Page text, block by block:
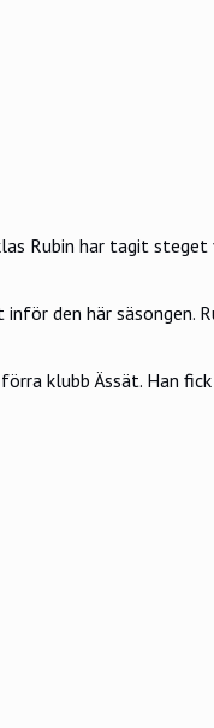
Rubin har tagit steget
den här säsongen.
klubb Ässät. Han